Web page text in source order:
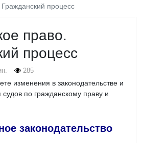
процесс
право.
процесс
285
изменения в законодательстве и
по гражданскому праву и
законодательство